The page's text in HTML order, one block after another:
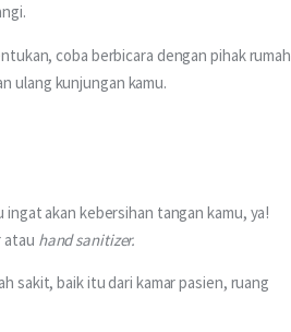
coba berbicara dengan pihak rumah
ulang kunjungan kamu.
akan kebersihan tangan kamu, ya!
atau hand sanitizer.
sakit, baik itu dari kamar pasien, ruang